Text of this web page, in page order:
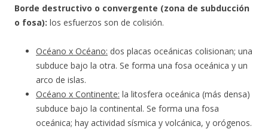
Borde destructivo o convergente (zona de subducción
o fosa): los esfuerzos son de colisión.
Océano x Océano: dos placas oceánicas colisionan; una
subduce bajo la otra. Se forma una fosa oceánica y un
arco de islas.
Océano x Continente: la litosfera oceánica (más densa)
subduce bajo la continental. Se forma una fosa
oceánica; hay actividad sísmica y volcánica, y orógenos.